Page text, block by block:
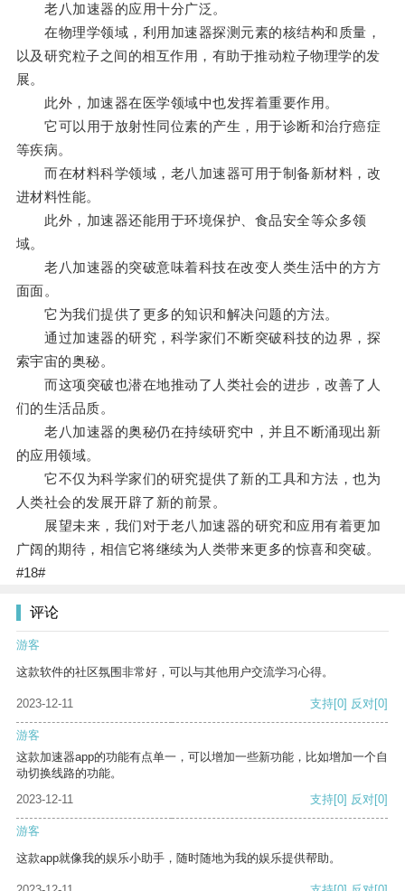
老八加速器的应用十分广泛。
在物理学领域，利用加速器探测元素的核结构和质量，
以及研究粒子之间的相互作用，有助于推动粒子物理学的发
展。
此外，加速器在医学领域中也发挥着重要作用。
它可以用于放射性同位素的产生，用于诊断和治疗癌症
等疾病。
而在材料科学领域，老八加速器可用于制备新材料，改
进材料性能。
此外，加速器还能用于环境保护、食品安全等众多领
域。
老八加速器的突破意味着科技在改变人类生活中的方方
面面。
它为我们提供了更多的知识和解决问题的方法。
通过加速器的研究，科学家们不断突破科技的边界，探
索宇宙的奥秘。
而这项突破也潜在地推动了人类社会的进步，改善了人
们的生活品质。
老八加速器的奥秘仍在持续研究中，并且不断涌现出新
的应用领域。
它不仅为科学家们的研究提供了新的工具和方法，也为
人类社会的发展开辟了新的前景。
展望未来，我们对于老八加速器的研究和应用有着更加
广阔的期待，相信它将继续为人类带来更多的惊喜和突破。
#18#
评论
游客
这款软件的社区氛围非常好，可以与其他用户交流学习心得。
2023-12-11 支持[0] 反对[0]
游客
这款加速器app的功能有点单一，可以增加一些新功能，比如增加一个自
动切换线路的功能。
2023-12-11
支持[0] 反对[0]
游客
这款app就像我的娱乐小助手，随时随地为我的娱乐提供帮助。